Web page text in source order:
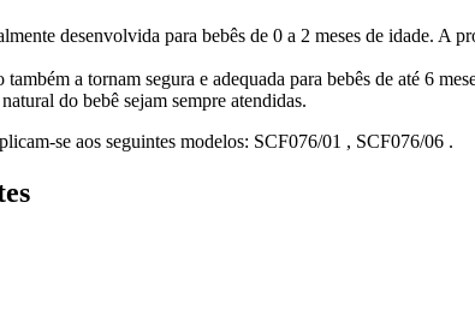
desenvolvida para bebês de 0 a 2 meses de idade. A
a tornam segura e adequada para bebês de até 6
do bebê sejam sempre atendidas.
se aos seguintes modelos: SCF076/01 , SCF076/06 .